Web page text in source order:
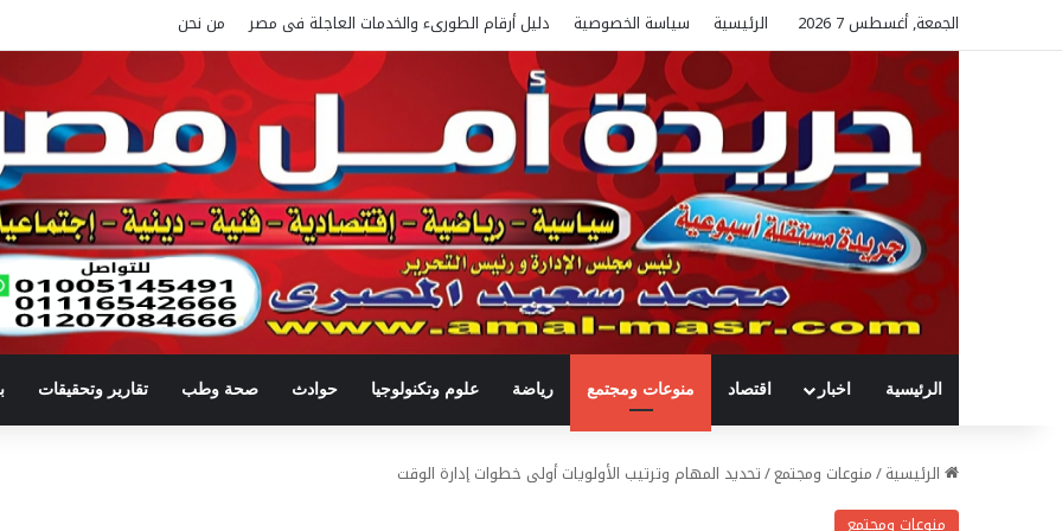
الجمعة, أغسطس 7 2026 الرئيسية سياسة الخصوصية دليل أرقام الطورىء والخدمات العاجلة فى مصر من نحن
الرئيسية اخبار اقتصاد منوعات ومجتمع رياضة علوم وتكنولوجيا حوادث صحة وطب تقارير وتحقيقات
الرئيسية/منوعات ومجتمع/تحديد المهام وترتيب الأولويات أولى خطوات إدارة الوقت
منوعات ومجتمع